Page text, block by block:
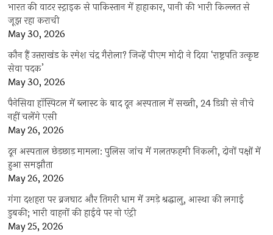
भारत की वाटर स्ट्राइक से पाकिस्तान में हाहाकार, पानी की भारी किल्लत से
जूझ रहा कराची
May 30, 2026
कौन हैं उत्तराखंड के रमेश चंद्र गैरोला? जिन्हें पीएम मोदी ने दिया ‘राष्ट्रपति उत्कृष्ट
सेवा पदक’
May 30, 2026
पैनेसिया हॉस्पिटल में ब्लास्ट के बाद दून अस्पताल में सख्ती, 24 डिग्री से नीचे
नहीं चलेंगे एसी
May 26, 2026
दून अस्पताल छेड़छाड़ मामला: पुलिस जांच में गलतफहमी निकली, दोनों पक्षों में
हुआ समझौता
May 26, 2026
गंगा दशहरा पर ब्रजघाट और तिगरी धाम में उमड़े श्रद्धालु, आस्था की लगाई
डुबकी; भारी वाहनों की हाईवे पर नो एंट्री
May 25, 2026